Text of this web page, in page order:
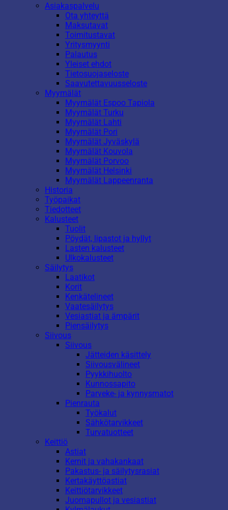
Asiakaspalvelu
Ota yhteyttä
Maksutavat
Toimitustavat
Yritysmyynti
Palautus
Yleiset ehdot
Tietosuojaseloste
Saavutettavuusseloste
Myymälät
Myymälät Espoo Tapiola
Myymälät Turku
Myymälät Lahti
Myymälät Pori
Myymälät Jyväskylä
Myymälät Kouvola
Myymälät Porvoo
Myymälät Helsinki
Myymälät Lappeenranta
Historia
Työpaikat
Tiedotteet
Kalusteet
Tuolit
Pöydät, lipastot ja hyllyt
Lasten kalusteet
Ulkokalusteet
Säilytys
Laatikot
Korit
Kenkätelineet
Vaatesäilytys
Vesiastiat ja ämpärit
Piensäilytys
Siivous
Siivous
Jätteiden käsittely
Siivousvälineet
Pyykkihuolto
Kunnossapito
Parveke- ja kynnysmatot
Pienrauta
Työkalut
Sähkötarvikkeet
Turvatuotteet
Keittiö
Astiat
Kernit ja vahakankaat
Pakastus- ja säilytysrasiat
Kertakäyttöastiat
Keittiötarvikkeet
Juomapullot ja vesiastiat